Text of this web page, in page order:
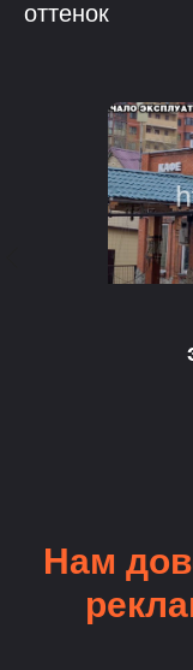
оттенок
Нам